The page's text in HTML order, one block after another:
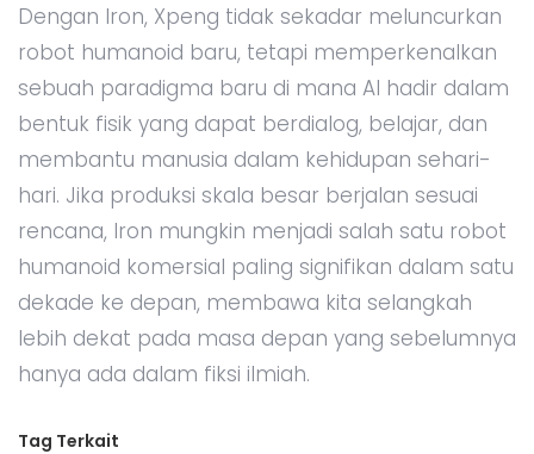
Dengan Iron, Xpeng tidak sekadar meluncurkan
robot humanoid baru, tetapi memperkenalkan
sebuah paradigma baru di mana AI hadir dalam
bentuk fisik yang dapat berdialog, belajar, dan
membantu manusia dalam kehidupan sehari-
hari. Jika produksi skala besar berjalan sesuai
rencana, Iron mungkin menjadi salah satu robot
humanoid komersial paling signifikan dalam satu
dekade ke depan, membawa kita selangkah
lebih dekat pada masa depan yang sebelumnya
hanya ada dalam fiksi ilmiah.
Tag Terkait